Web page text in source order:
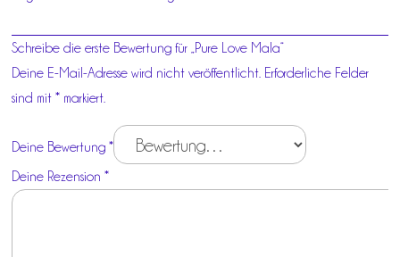
Schreibe die erste Bewertung für „Pure Love Mala“
Deine E-Mail-Adresse wird nicht veröffentlicht. Erforderliche Felder
sind mit* markiert.
Deine Bewertung*
Deine Rezension*